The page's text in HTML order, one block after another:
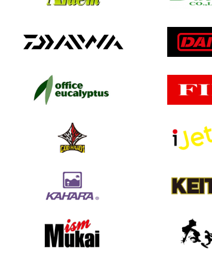
고객센터 전화번호
데이스프라우트
아이비라인
럭키크래프트